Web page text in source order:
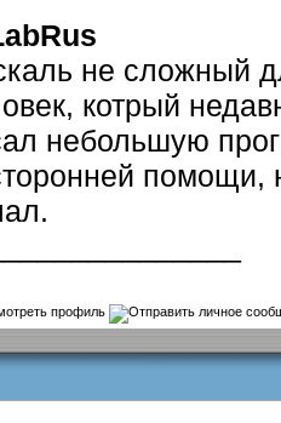
не сложный
котрый
небольшую
помощи,